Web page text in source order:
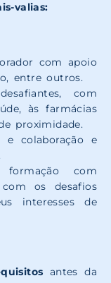
valias:
com apoio
entre outros.
com
às farmácias
proximidade.
e colaboração e
com
os desafios
interesses de
antes da